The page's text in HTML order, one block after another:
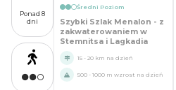
Ponad 8
dni
Średni Poziom
Szybki Szlak Menalon - z
zakwaterowaniem w
Stemnitsa i Lagkadia
15 - 20 km na dzień
500 - 1000 m wzrost na dzień